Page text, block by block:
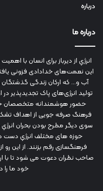
درباره
درباره ما
انرژي‌ از دیرباز برای انسان با
این نعمت‌های خدادادی فزونی
آب و... که ارکان زندگی گذشتگان
تولید انرژی‌های پاک تجدیدپذیر
حضور هوشمندانه متخصصان
فرهنگ صرفه جویی از اهداف
سوی دیگر مطرح بودن بحران
حوزه های مختلف انرژي دست
فرهنگسازی رقم بزنند. از این
صاحب نظران دعوت می شود تا با
خود ما را